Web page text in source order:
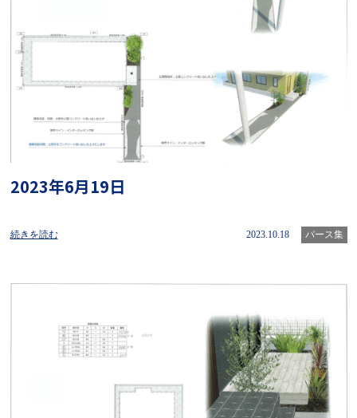
2023年6月19日
続きを読む 2023.10.18 パース集